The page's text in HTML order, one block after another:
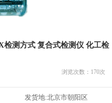
检测方式 复合式检测仪 化工检
浏览次数： 170次
发货地:北京市朝阳区